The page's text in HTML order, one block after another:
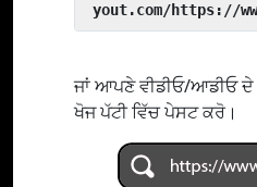
yout.com/https://
ਜਾਂ ਆਪਣੇ ਵੀਡੀਓ/ਆਡੀਓ
ਖੋਜ ਪੱਟੀ ਵਿੱਚ ਪੇਸਟ ਕਰੋ।